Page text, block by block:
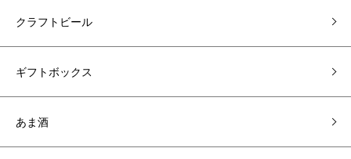
クラフトビール
ギフトボックス
あま酒